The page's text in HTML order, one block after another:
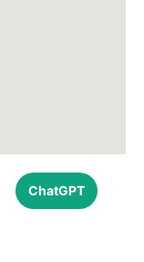
ChatGPT